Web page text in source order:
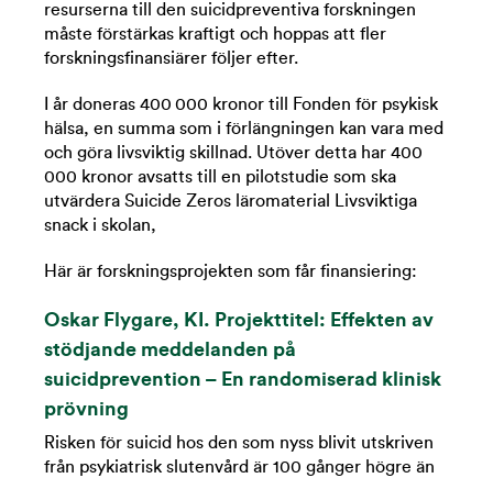
resurserna till den suicidpreventiva forskningen
måste förstärkas kraftigt och hoppas att fler
forskningsfinansiärer följer efter.
I år doneras 400 000 kronor till Fonden för psykisk
hälsa, en summa som i förlängningen kan vara med
och göra livsviktig skillnad. Utöver detta har 400
000 kronor avsatts till en pilotstudie som ska
utvärdera Suicide Zeros läromaterial Livsviktiga
snack i skolan,
Här är forskningsprojekten som får finansiering:
Oskar Flygare, KI. Projekttitel: Effekten av
stödjande meddelanden på
suicidprevention – En randomiserad klinisk
prövning
Risken för suicid hos den som nyss blivit utskriven
från psykiatrisk slutenvård är 100 gånger högre än